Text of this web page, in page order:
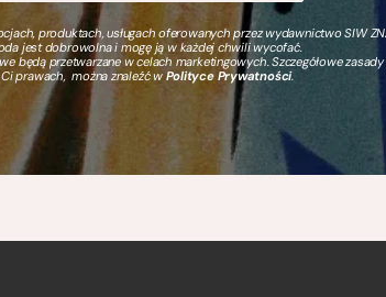
produktach, usługach oferowanych przez wydawnictwo SIW
jest dobrowolna i mogę ją w każdej chwili wycofać.
będą przetwarzane w celach marketingowych. Szczegółowe
prawach, można znaleźć wPolityce Prywatności.